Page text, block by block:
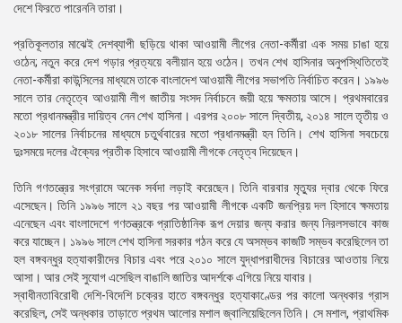
বিএনপি-
সহিংসতা
সংগঠন
নির্বাচনী
ইশতেহার
দেশে ফিরতে পারেননি তারা।
প্রতিকূলতার মাঝেই দেশব্যাপী ছড়িয়ে থাকা আওয়ামী লীগের নেতা-কর্মীরা এক সময় চাঙা হয়ে
ওঠেন; নতুন করে দেশ গড়ার প্রত্যয়ে বলীয়ান হয়ে ওঠেন। তখন শেখ হাসিনার অনুপস্থিতিতেই
নেতা-কর্মীরা কাউন্সিলের মাধ্যমে তাকে বাংলাদেশ আওয়ামী লীগের সভাপতি নির্বাচিত করেন। ১৯৯৬
সালে তার নেতৃত্বে আওয়ামী লীগ জাতীয় সংসদ নির্বাচনে জয়ী হয়ে ক্ষমতায় আসে। প্রথমবারের
মতো প্রধানমন্ত্রীর দায়িত্ব নেন শেখ হাসিনা। এরপর ২০০৮ সালে দ্বিতীয়, ২০১৪ সালে তৃতীয় ও
২০১৮ সালের নির্বাচনের মাধ্যমে চতুর্থবারের মতো প্রধানমন্ত্রী হন তিনি। শেখ হাসিনা সবচেয়ে
দুঃসময়ে দলের ঐক্যের প্রতীক হিসাবে আওয়ামী লীগকে নেতৃত্ব দিয়েছেন।
তিনি গণতন্ত্রের সংগ্রামে অনেক সর্বদা লড়াই করেছেন। তিনি বারবার মৃত্যুর দ্বার থেকে ফিরে
এসেছেন। তিনি ১৯৯৬ সালে ২১ বছর পর আওয়ামী লীগকে একটি জনপ্রিয় দল হিসাবে ক্ষমতায়
এনেছেন এবং বাংলাদেশে গণতন্ত্রকে প্রাতিষ্ঠানিক রূপ দেয়ার জন্য করার জন্য নিরলসভাবে কাজ
করে যাচ্ছেন। ১৯৯৬ সালে শেখ হাসিনা সরকার গঠন করে যে অসম্ভব কাজটি সম্ভব করেছিলেন তা
হল বঙ্গবন্ধুর হত্যাকারীদের বিচার এবং পরে ২০১০ সালে যুদ্ধাপরাধীদের বিচারের আওতায় নিয়ে
আসা। আর সেই সুযোগ এসেছিল বাঙালি জাতির আদর্শকে এগিয়ে নিয়ে যাবার।
স্বাধীনতাবিরোধী দেশি-বিদেশি চক্রের হাতে বঙ্গবন্ধুর হত্যাকাণ্ডের পর কালো অন্ধকার গ্রাস
করেছিল, সেই অন্ধকার তাড়াতে প্রথম আলোর মশাল জ্বালিয়েছিলেন তিনি। সে মশাল, প্রাথমিক